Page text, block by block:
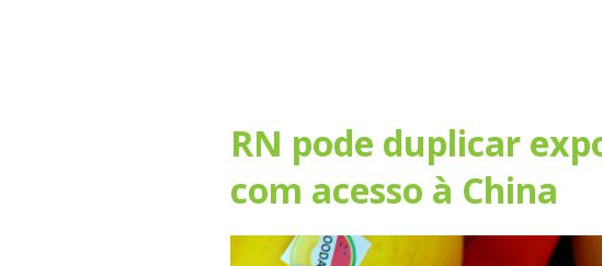
RN pode duplicar
com acesso à China